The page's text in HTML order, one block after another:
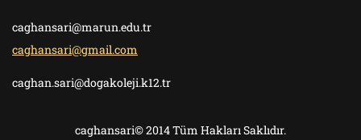
caghansari@marun.edu.tr
caghansari@gmail.com
caghan.sari@dogakoleji.k12.tr
caghansari© 2014 Tüm Hakları Saklıdır.